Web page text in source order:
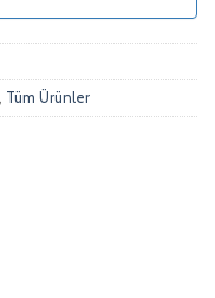
Tüm Ürünler